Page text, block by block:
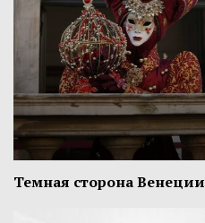
Темная сторона Венеции